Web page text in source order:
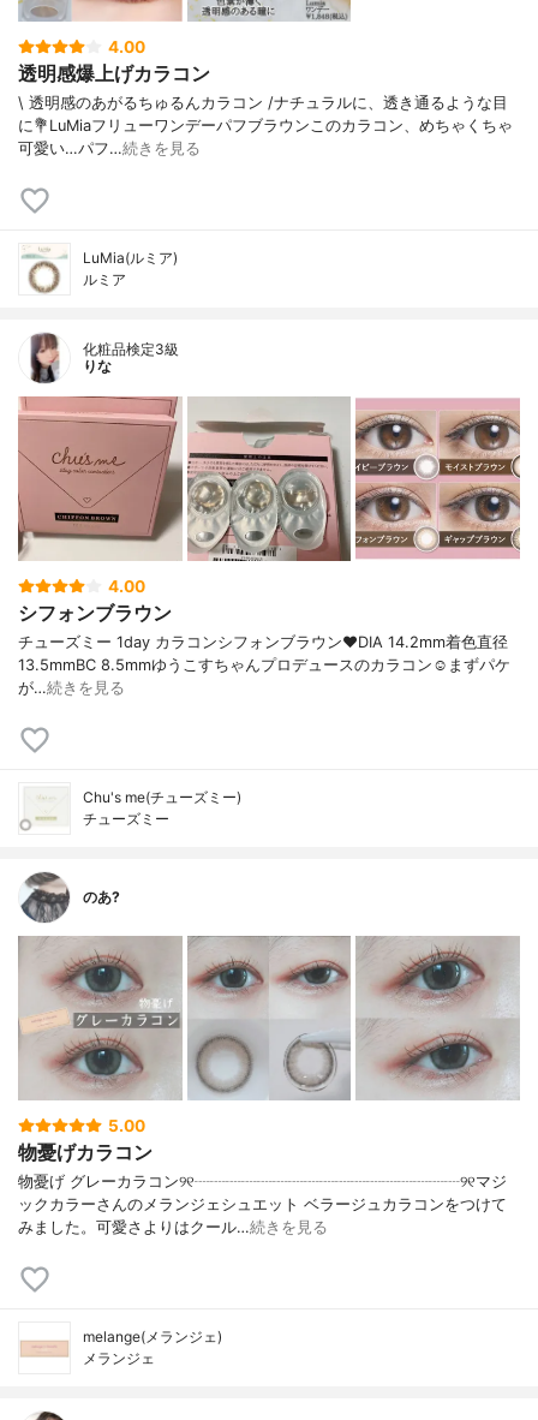
4.00
透明感爆上げカラコン
\ 透明感のあがるちゅるんカラコン /⁡ナチュラルに、透き通るような目
に⁡⁡⁡💐LuMiaフリューワンデーパフブラウン⁡⁡このカラコン、めちゃくちゃ
可愛い…パフ…続きを見る
LuMia(ルミア)
ルミア
化粧品検定3級
りな
4.00
シフォンブラウン
チューズミー 1day カラコンシフォンブラウン❤️DIA 14.2mm着色直径
13.5mmBC 8.5mmゆうこすちゃんプロデュースのカラコン☺️まずパケ
が…続きを見る
Chu's me(チューズミー)
チューズミー
のあ?
5.00
物憂げカラコン
物憂げ グレーカラコン୨୧┈┈┈┈┈┈┈┈┈┈┈┈┈┈┈┈┈୨୧マジ
ックカラーさんのメランジェシュエット ベラージュカラコンをつけて
みました。可愛さよりはクール…続きを見る
melange(メランジェ)
メランジェ